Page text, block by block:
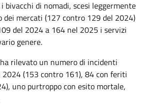
bivacchi di nomadi, scesi leggermente
dei mercati (127 contro 129 del 2024)
del 2024 a 164 nel 2025 i servizi
genere.
rilevato un numero di incidenti
(153 contro 161), 84 con feriti
uno purtroppo con esito mortale,